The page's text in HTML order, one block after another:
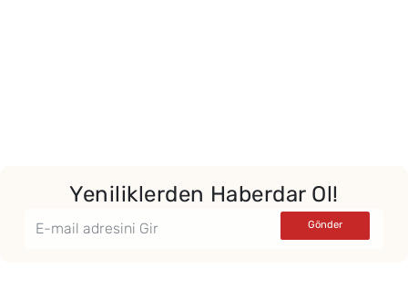
Yeniliklerden Haberdar Ol!